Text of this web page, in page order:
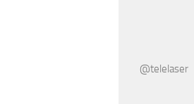
@telelaser